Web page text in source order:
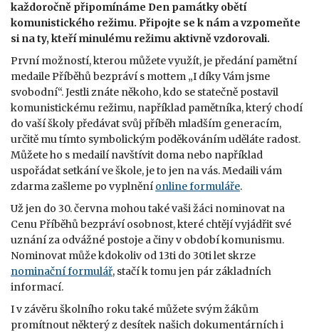
každoročně připomínáme Den památky obětí
komunistického režimu. Připojte se k nám a vzpomeňte
si na ty, kteří minulému režimu aktivně vzdorovali.
První možností, kterou můžete využít, je předání pamětní
medaile Příběhů bezpráví s mottem „I díky Vám jsme
svobodní“. Jestli znáte někoho, kdo se statečně postavil
komunistickému režimu, například pamětníka, který chodí
do vaší školy předávat svůj příběh mladším generacím,
určitě mu tímto symbolickým poděkováním uděláte radost.
Můžete ho s medailí navštívit doma nebo například
uspořádat setkání ve škole, je to jen na vás. Medaili vám
zdarma zašleme po vyplnění online formuláře.
Už jen do 30. června mohou také vaši žáci nominovat na
Cenu Příběhů bezpráví osobnost, které chtějí vyjádřit své
uznání za odvážné postoje a činy v období komunismu.
Nominovat může kdokoliv od 13ti do 30ti let skrze
nominační formulář, stačí k tomu jen pár základních
informací.
I v závěru školního roku také můžete svým žákům
promítnout některý z desítek našich dokumentárních i